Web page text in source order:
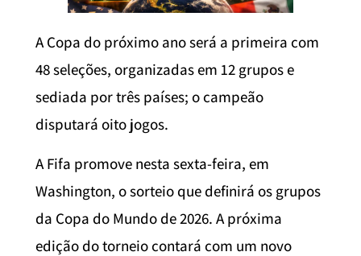
A Copa do próximo ano será a primeira com
48 seleções, organizadas em 12 grupos e
sediada por três países; o campeão
disputará oito jogos.
A Fifa promove nesta sexta-feira, em
Washington, o sorteio que definirá os grupos
da Copa do Mundo de 2026. A próxima
edição do torneio contará com um novo